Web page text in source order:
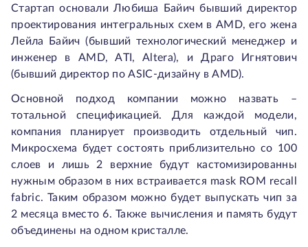
Стартап основали Любиша Байич бывший директор
проектирования интегральных схем в AMD, его жена
Лейла Байич (бывший технологический менеджер и
инженер в AMD, ATI, Altera), и Драго Игнятович
(бывший директор по ASIC-дизайну в AMD).
Основной подход компании можно назвать –
тотальной спецификацией. Для каждой модели,
компания планирует производить отдельный чип.
Микросхема будет состоять приблизительно со 100
слоев и лишь 2 верхние будут кастомизированны
нужным образом в них встраивается mask ROM recall
fabric. Таким образом можно будет выпускать чип за
2 месяца вместо 6. Также вычисления и память будут
объединены на одном кристалле.